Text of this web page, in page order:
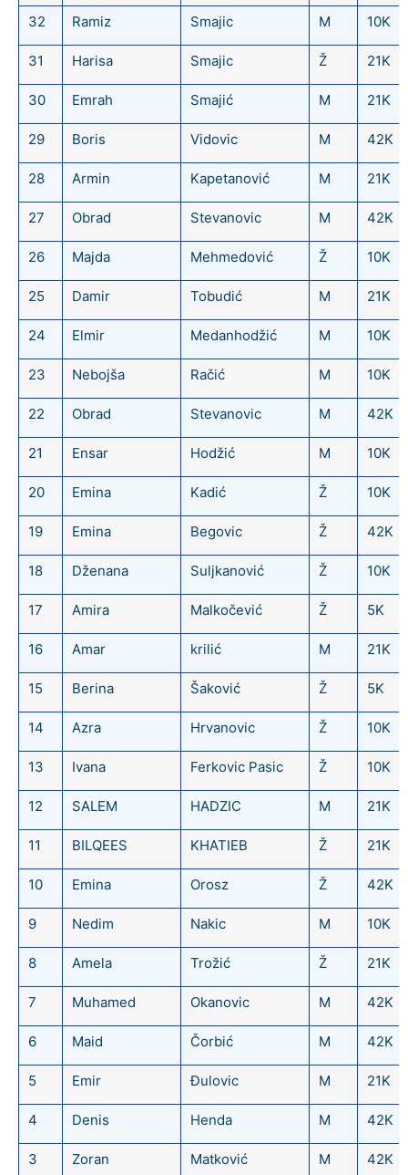
32
Ramiz Smajic M 10K
31 Harisa Smajic Ž 21K
30 Emrah Smajić M 21K
29 Boris Vidovic M 42K
28 Armin Kapetanović M 21K
27 Obrad Stevanovic M 42K
26 Majda Mehmedović Ž 10K
25 Damir Tobudić M 21K
24 Elmir Medanhodžić M 10K
23 Nebojša Račić M 10K
22 Obrad Stevanovic M 42K
21 Ensar Hodžić M 10K
20 Emina Kadić Ž 10K
19 Emina Begovic Ž 42K
18 Dženana Suljkanović Ž 10K
17 Amira Malkočević Ž 5K
16 Amar krilić M 21K
15 Berina Šaković Ž 5K
14 Azra Hrvanovic Ž 10K
13 Ivana Ferkovic Pasic Ž 10K
12 SALEM HADZIC M 21K
11 BILQEES KHATIEB Ž 21K
10 Emina Orosz Ž 42K
9 Nedim Nakic M 10K
8 Amela Trožić Ž 21K
7 Muhamed Okanovic M 42K
6 Maid Čorbić M 42K
5 Emir Đulovic M 21K
4 Denis Henda M 42K
3 Zoran Matković M 42K